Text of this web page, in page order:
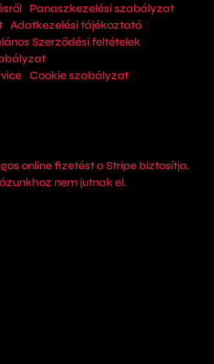
Panaszkezelési szabályzat
Adatkezelési tájékoztató
Szerződési feltételek
Cookie szabályzat
online fizetést a Stripe biztosítja.
nem jutnak el.